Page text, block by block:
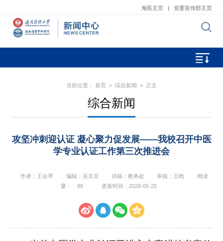
海医主页 | 党委宣传部主页
当前位置： 首页 > 综合新闻 > 正文
综合新闻
攻坚冲刺迎认证 凝心聚力促发展——我校召开中医
学专业认证工作第三次推进会
作者：王会琴 编辑：吴京京 供稿：教务处 审核：王晗
阅读
量：
86 更新时间：2026-05-25